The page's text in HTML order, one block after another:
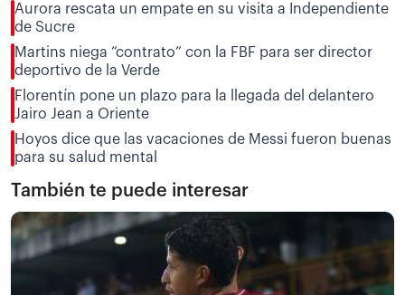
Aurora rescata un empate en su visita a Independiente
de Sucre
Martins niega “contrato” con la FBF para ser director
deportivo de la Verde
Florentín pone un plazo para la llegada del delantero
Jairo Jean a Oriente
Hoyos dice que las vacaciones de Messi fueron buenas
para su salud mental
También te puede interesar